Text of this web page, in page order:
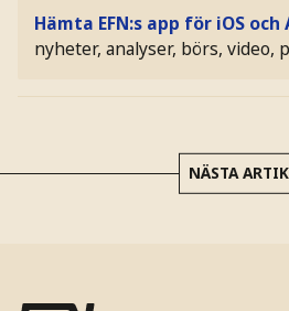
Hämta EFN:s app för iOS och
nyheter, analyser, börs, video,
NÄSTA